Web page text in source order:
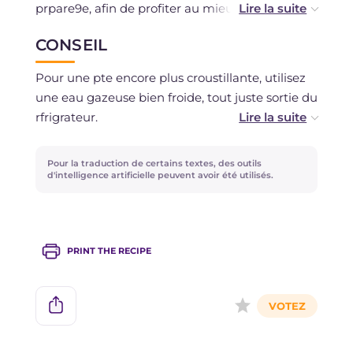
prpare9e, afin de profiter au mieux de l'effet de
croustillante. Si ncessaire, vous pouvez la
conserver au rfrigrateur pendant au maximum 1
heure, couverte d'un film alimentaire au
contact. La conglation n'est pas
recommande9e.
CONSEIL
Pour une pte encore plus croustillante, utilisez
une eau gazeuse bien froide, tout juste sortie du
rfrigrateur.
Avant d'immerger les fleurs de courgette,
tamponnez-les dlicatement avec du papier
Pour la traduction de certains textes, des outils
d'intelligence artificielle peuvent avoir été utilisés.
PRINT THE RECIPE